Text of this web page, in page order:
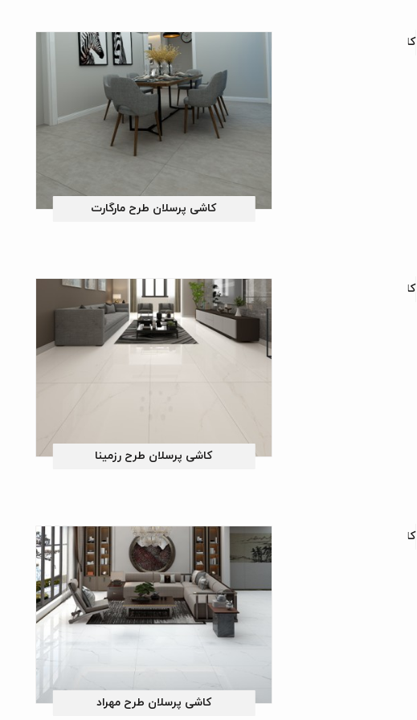
کاشی پرسلان طرح ژوهانسبورگ
کاشی پرسلان طرح مارگارت
کاشی پرسلان طرح لوسینی
کاشی پرسلان طرح رزمینا
کاشی پرسلان طرح هیراژ
کاشی پرسلان طرح مهراد